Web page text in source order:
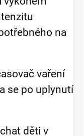
na
vaření
se po uplynutí
děti v